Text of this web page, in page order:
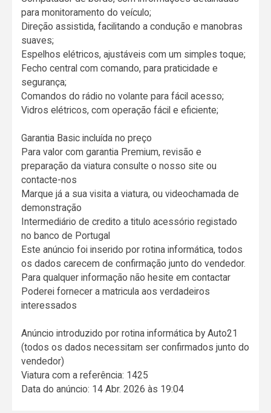
para monitoramento do veículo;
Direção assistida, facilitando a condução e manobras
suaves;
Espelhos elétricos, ajustáveis com um simples toque;
Fecho central com comando, para praticidade e
segurança;
Comandos do rádio no volante para fácil acesso;
Vidros elétricos, com operação fácil e eficiente;
Garantia Basic incluída no preço
Para valor com garantia Premium, revisão e
preparação da viatura consulte o nosso site ou
contacte-nos
Marque já a sua visita a viatura, ou videochamada de
demonstração
Intermediário de credito a titulo acessório registado
no banco de Portugal
Este anúncio foi inserido por rotina informática, todos
os dados carecem de confirmação junto do vendedor.
Para qualquer informação não hesite em contactar
Poderei fornecer a matricula aos verdadeiros
interessados
Anúncio introduzido por rotina informática by Auto21
(todos os dados necessitam ser confirmados junto do
vendedor)
Viatura com a referência: 1425
Data do anúncio: 14 Abr. 2026 às 19:04